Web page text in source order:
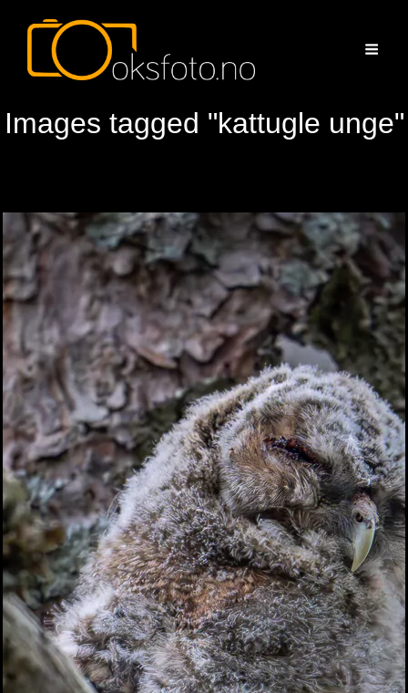
Images tagged "kattugle unge"